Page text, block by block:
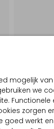
mogelijk van
we
Functionele
zorgen
goed werkt en
Nieuw